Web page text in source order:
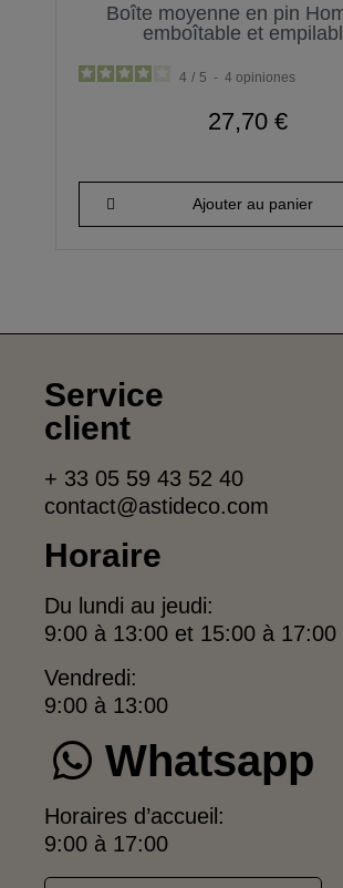
Boîte moyenne en pin
emboîtable et
4 / 5 - 4 opiniones
27,70 €
Ajouter au panier
Service
client
+ 33 05 59 43 52 40
contact@astideco.com
Horaire
Du lundi au jeudi:
9:00 à 13:00 et 15:00 à 17:00
Vendredi:
9:00 à 13:00
Whatsapp
Horaires d’accueil:
9:00 à 17:00